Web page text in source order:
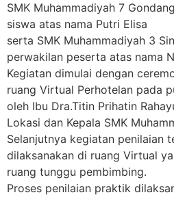
SMK Muhammadiyah 7
siswa atas nama Putri Elisa
serta SMK Muhammadiyah 3
perwakilan peserta atas nama
Kegiatan dimulai dengan
ruang Virtual Perhotelan pada
oleh Ibu Dra.Titin Prihatin
Lokasi dan Kepala SMK
Selanjutnya kegiatan penilaian
dilaksanakan di ruang Virtual
ruang tunggu pembimbing.
Proses penilaian praktik